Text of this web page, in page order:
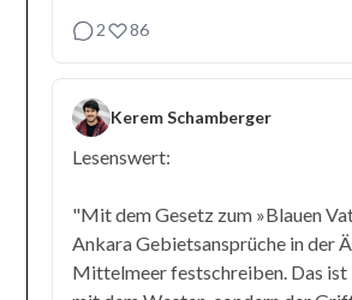
2
86
Kerem Schamberger
Lesenswert:
"Mit dem Gesetz zum »Blauen
Ankara Gebietsansprüche in der
Mittelmeer festschreiben. Das ist